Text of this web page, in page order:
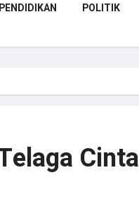
PENDIDIKAN POLITIK
Cinta